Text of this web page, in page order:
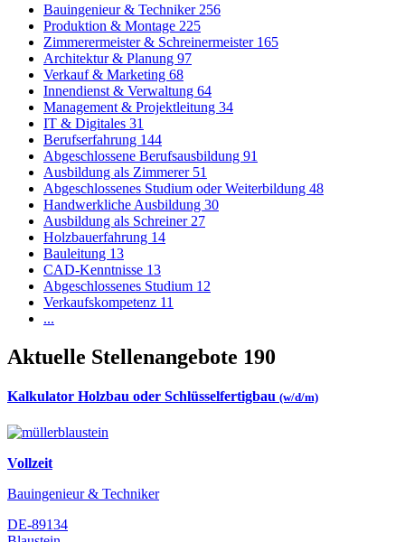
Bauingenieur & Techniker 256
Produktion & Montage 225
Zimmerermeister & Schreinermeister 165
Architektur & Planung 97
Verkauf & Marketing 68
Innendienst & Verwaltung 64
Management & Projektleitung 34
IT & Digitales 31
Berufserfahrung 144
Abgeschlossene Berufsausbildung 91
Ausbildung als Zimmerer 51
Abgeschlossenes Studium oder Weiterbildung 48
Handwerkliche Ausbildung 30
Ausbildung als Schreiner 27
Holzbauerfahrung 14
Bauleitung 13
CAD-Kenntnisse 13
Abgeschlossenes Studium 12
Verkaufskompetenz 11
...
Aktuelle Stellenangebote 190
Kalkulator Holzbau oder Schlüsselfertigbau (w/d/m)
Vollzeit
Bauingenieur & Techniker
DE-89134